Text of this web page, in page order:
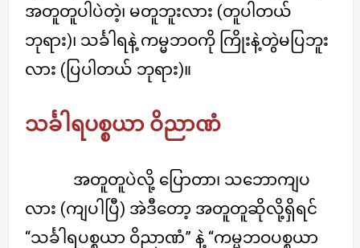
အတူတူပါပဲတဲ့၊ မတူဘူးလား (တူပါတယ်
ဘုရား)၊ သင်္ခါရနဲ့ ကမ္မဘဝကို ကြိုးနဲ့တွဲမပြဘူး
လား (ပြပါတယ် ဘုရား)။
သင်္ခါရပစ္စယာ ဝိညာဏံ
အတူတူပဲလို့ ပြောတာ၊ သဘောကျပ
လား (ကျပါပြီ) အဲဒီတော့ အတူတူဆိုလို့ရှိရင်
“သင်္ခါရပစ္စယာ ဝိညာဏံ” နဲ့ “ကမ္မဘဝပစ္စယာ